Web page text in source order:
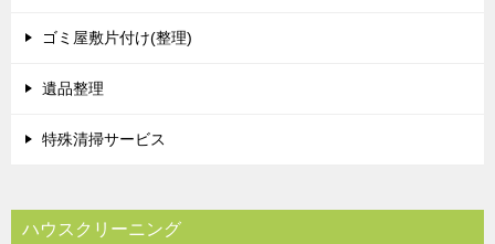
ゴミ屋敷片付け(整理)
遺品整理
特殊清掃サービス
ハウスクリーニング